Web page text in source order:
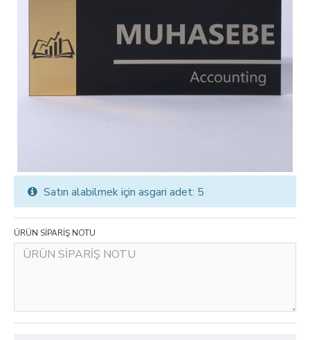
ÜRÜN SİPARİŞ NOTU
Satın alabilmek için asgari adet: 5